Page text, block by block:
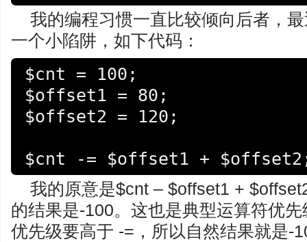
我的编程习惯一直比较倾向后者，
一个小陷阱，如下代码：
$cnt = 100;
$offset1 = 80;
$offset2 = 120;
$cnt -= $offset1 +
我的原意是$cnt – $offset1 +
的结果是-100。这也是典型运算符优
优先级要高于 -=，所以自然结果就是-